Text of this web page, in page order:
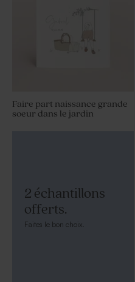
2 échantillons
offerts.
Faites le bon choix.
Faire part naissance grande
soeur dans le jardin